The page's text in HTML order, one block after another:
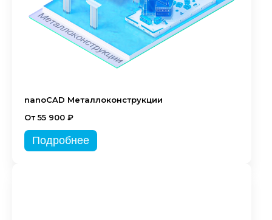
nanoCAD Металлоконструкции
От 55 900 ₽
Подробнее